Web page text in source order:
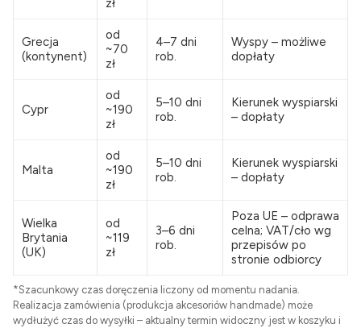
zł
Grecja
(kontynent)
od
~70
zł
4–7 dni
rob.
Wyspy – możliwe
dopłaty
Cypr
od
~190
zł
5–10 dni
rob.
Kierunek wyspiarski
– dopłaty
Malta
od
~190
zł
5–10 dni
rob.
Kierunek wyspiarski
– dopłaty
Wielka
Brytania
(UK)
od
~119
zł
3–6 dni
rob.
Poza UE – odprawa
celna; VAT/cło wg
przepisów po
stronie odbiorcy
*Szacunkowy czas doręczenia liczony od momentu nadania.
Realizacja zamówienia (produkcja akcesoriów handmade) może
wydłużyć czas do wysyłki – aktualny termin widoczny jest w koszyku i